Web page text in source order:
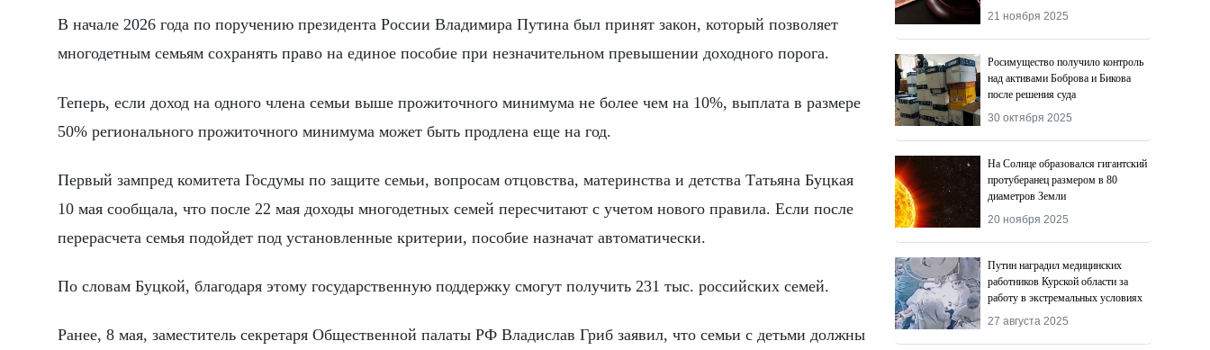
В начале 2026 года по поручению президента России Владимира Путина был принят закон, который позволяет
многодетным семьям сохранять право на единое пособие при незначительном превышении доходного порога.
Теперь, если доход на одного члена семьи выше прожиточного минимума не более чем на 10%, выплата в размере
50% регионального прожиточного минимума может быть продлена еще на год.
Первый зампред комитета Госдумы по защите семьи, вопросам отцовства, материнства и детства Татьяна Буцкая
10 мая сообщала, что после 22 мая доходы многодетных семей пересчитают с учетом нового правила. Если после
перерасчета семья подойдет под установленные критерии, пособие назначат автоматически.
По словам Буцкой, благодаря этому государственную поддержку смогут получить 231 тыс. российских семей.
Ранее, 8 мая, заместитель секретаря Общественной палаты РФ Владислав Гриб заявил, что семьи с детьми должны
Додохяна
21 ноября 2025
Росимущество получило контроль
над активами Боброва и Бикова
после решения суда
30 октября 2025
На Солнце образовался гигантский
протуберанец размером в 80
диаметров Земли
20 ноября 2025
Путин наградил медицинских
работников Курской области за
работу в экстремальных условиях
27 августа 2025